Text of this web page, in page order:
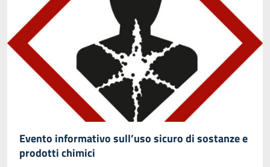
Evento informativo sull’uso sicuro di sostanze e
prodotti chimici